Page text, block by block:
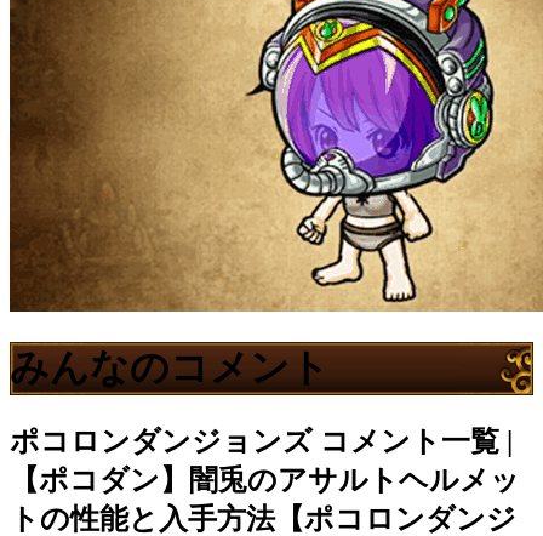
みんなのコメント
ポコロンダンジョンズ コメント一覧 |
【ポコダン】闇兎のアサルトヘルメッ
トの性能と入手方法【ポコロンダンジ